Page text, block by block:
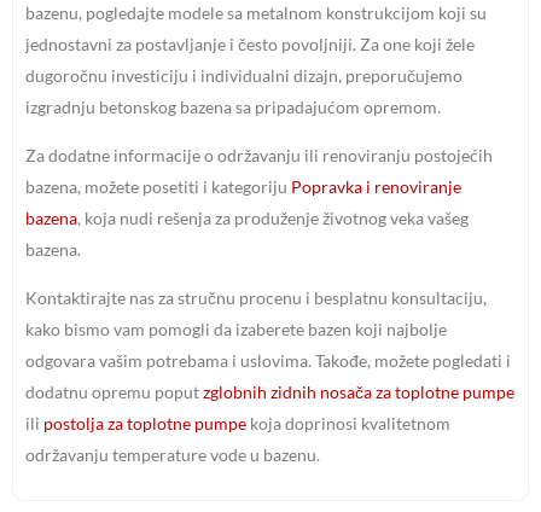
bazenu, pogledajte modele sa metalnom konstrukcijom koji su
jednostavni za postavljanje i često povoljniji. Za one koji žele
dugoročnu investiciju i individualni dizajn, preporučujemo
izgradnju betonskog bazena sa pripadajućom opremom.
Za dodatne informacije o održavanju ili renoviranju postojećih
bazena, možete posetiti i kategoriju Popravka i renoviranje
bazena, koja nudi rešenja za produženje životnog veka vašeg
bazena.
Kontaktirajte nas za stručnu procenu i besplatnu konsultaciju,
kako bismo vam pomogli da izaberete bazen koji najbolje
odgovara vašim potrebama i uslovima. Takođe, možete pogledati i
dodatnu opremu poputzglobnih zidnih nosača za toplotne pumpe
ili postolja za toplotne pumpe koja doprinosi kvalitetnom
održavanju temperature vode u bazenu.